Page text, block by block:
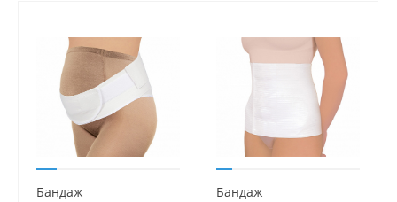
Бандаж
Бандаж